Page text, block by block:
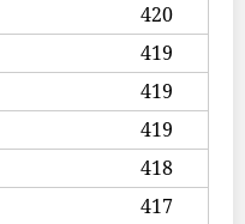
420
419
419
419
418
417